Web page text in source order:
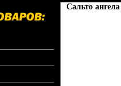
Сальто